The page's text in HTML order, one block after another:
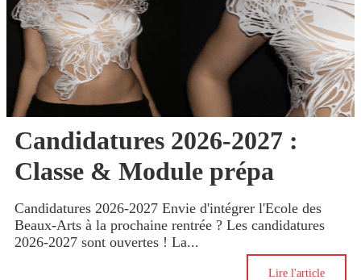
Candidatures 2026-2027 :
Classe & Module prépa
Candidatures 2026-2027 Envie d'intégrer l'Ecole des
Beaux-Arts à la prochaine rentrée ? Les candidatures
2026-2027 sont ouvertes ! La...
Lire l'article